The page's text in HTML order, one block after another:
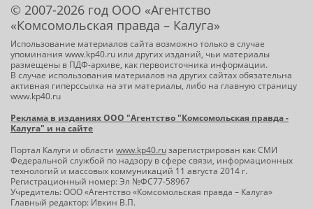
© 2007-2026 год ООО «Агентство
«Комсомольская правда – Калуга»
Использование материалов сайта возможно только в случае
упоминания www.kp40.ru или других изданий, чьи материалы
размещены в ПДФ-архиве, как первоисточника информации.
В случае использования материалов на других сайтах обязательна
активная гиперссылка на эти материалы, либо на главную страницу
www.kp40.ru
Реклама в изданиях ООО "Агентство "Комсомольская правда -
Калуга" и на сайте
Портал Калуги и области www.kp40.ruзарегистрирован как СМИ
Федеральной службой по надзору в сфере связи, информационных
технологий и массовых коммуникаций 11 августа 2014 г.
Регистрационный номер: Эл №ФС77-58967
Учредитель: ООО «Агентство «Комсомольская правда – Калуга»
Главный редактор: Ивкин В.П.